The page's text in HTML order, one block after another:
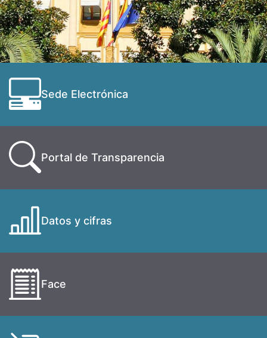
Sede Electrónica
Portal de Transparencia
Datos y cifras
Face